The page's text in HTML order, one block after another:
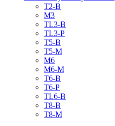
T2-B
M3
TL3-B
TL3-P
T5-B
T5-M
M6
M6-M
T6-B
T6-P
TL6-B
T8-B
T8-M